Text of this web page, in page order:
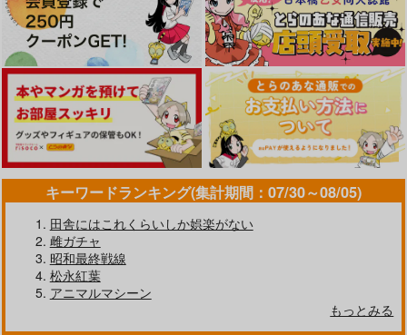
キーワードランキング(集計期間：07/30～08/05)
田舎にはこれくらいしか娯楽がない
雌ガチャ
昭和最終戦線
松永紅葉
アニマルマシーン
もっとみる